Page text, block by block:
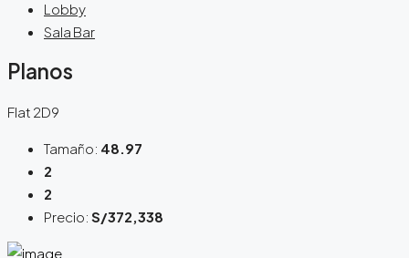
Lobby
Sala Bar
Planos
Flat 2D9
Tamaño: 48.97
2
2
Precio: S/372,338